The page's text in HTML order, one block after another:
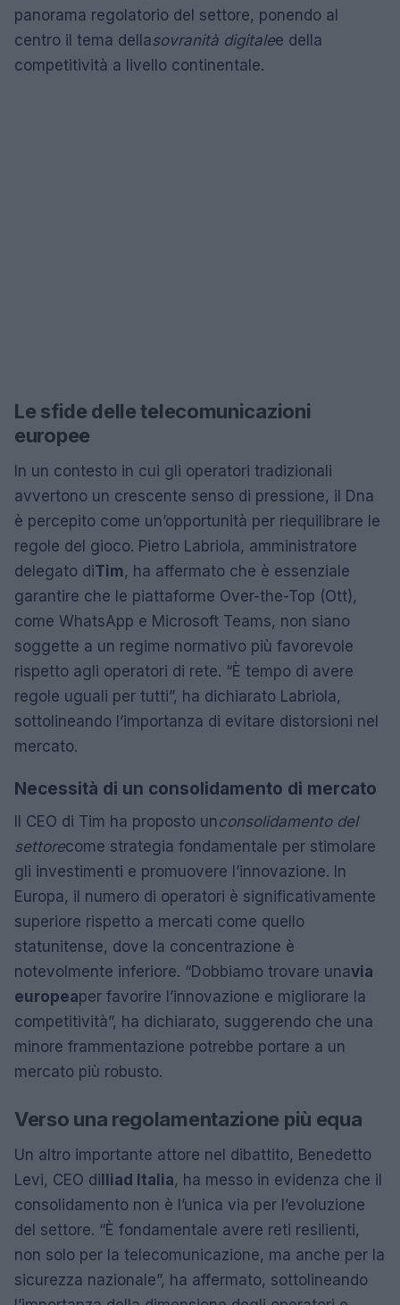
panorama regolatorio del settore, ponendo al
centro il tema dellasovranità digitalee della
competitività a livello continentale.
Le sfide delle telecomunicazioni
europee
In un contesto in cui gli operatori tradizionali
avvertono un crescente senso di pressione, il Dna
è percepito come un’opportunità per riequilibrare le
regole del gioco. Pietro Labriola, amministratore
delegato diTim, ha affermato che è essenziale
garantire che le piattaforme Over-the-Top (Ott),
come WhatsApp e Microsoft Teams, non siano
soggette a un regime normativo più favorevole
rispetto agli operatori di rete. “È tempo di avere
regole uguali per tutti”, ha dichiarato Labriola,
sottolineando l’importanza di evitare distorsioni nel
mercato.
Necessità di un consolidamento di mercato
Il CEO di Tim ha proposto unconsolidamento del
settorecome strategia fondamentale per stimolare
gli investimenti e promuovere l’innovazione. In
Europa, il numero di operatori è significativamente
superiore rispetto a mercati come quello
statunitense, dove la concentrazione è
notevolmente inferiore. “Dobbiamo trovare unavia
europeaper favorire l’innovazione e migliorare la
competitività”, ha dichiarato, suggerendo che una
minore frammentazione potrebbe portare a un
mercato più robusto.
Verso una regolamentazione più equa
Un altro importante attore nel dibattito, Benedetto
Levi, CEO diIliad Italia, ha messo in evidenza che il
consolidamento non è l’unica via per l’evoluzione
del settore. “È fondamentale avere reti resilienti,
non solo per la telecomunicazione, ma anche per la
sicurezza nazionale”, ha affermato, sottolineando